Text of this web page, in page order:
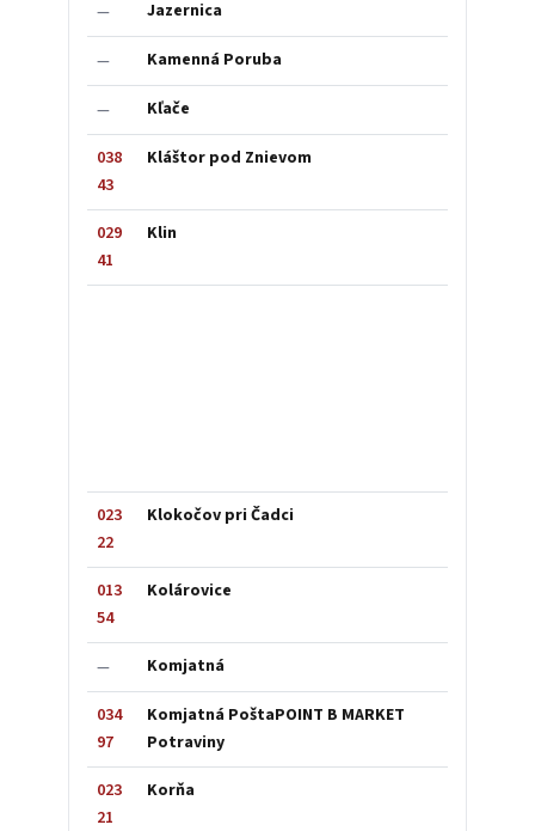
— Jazernica
— Kamenná Poruba
— Kľače
038
43
Kláštor pod Znievom
029
41
Klin
023
22
Klokočov pri Čadci
013
54
Kolárovice
— Komjatná
034
97
Komjatná PoštaPOINT B MARKET
Potraviny
023
21
Korňa